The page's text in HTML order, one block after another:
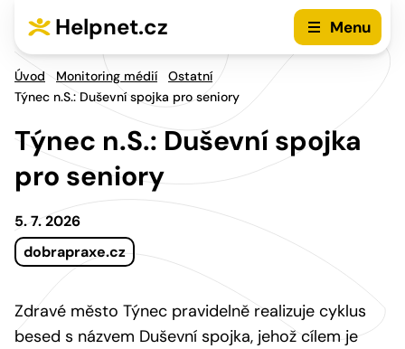
Helpnet.cz Menu
Úvod Monitoring médií
Ostatní
Týnec n.S.: Duševní spojka pro seniory
Týnec n.S.: Duševní spojka
pro seniory
5. 7. 2026
dobrapraxe.cz
Zdravé město Týnec pravidelně realizuje cyklus
besed s názvem Duševní spojka, jehož cílem je